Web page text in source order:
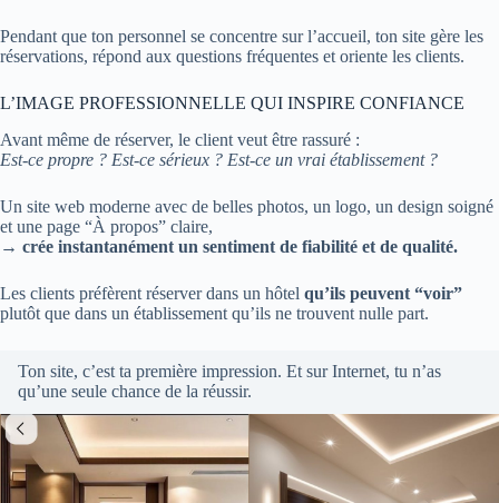
Pendant que ton personnel se concentre sur l’accueil, ton site gère les
réservations, répond aux questions fréquentes et oriente les clients.
L’IMAGE PROFESSIONNELLE QUI INSPIRE CONFIANCE
Avant même de réserver, le client veut être rassuré :
Est-ce propre ? Est-ce sérieux ? Est-ce un vrai établissement ?
Un site web moderne avec de belles photos, un logo, un design soigné
et une page “À propos” claire,
→ crée instantanément un sentiment de fiabilité et de qualité.
Les clients préfèrent réserver dans un hôtel qu’ils peuvent “voir”
plutôt que dans un établissement qu’ils ne trouvent nulle part.
Ton site, c’est ta première impression. Et sur Internet, tu n’as
qu’une seule chance de la réussir.